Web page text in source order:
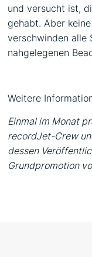
und versucht ist,
gehabt. Aber
verschwinden alle
nahgelegenen
Weitere
Einmal im Monat
recordJet-Crew
dessen
Grundpromotion